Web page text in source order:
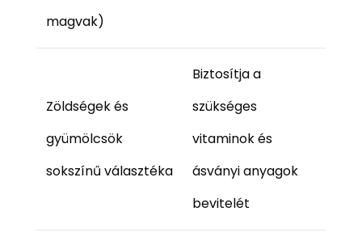
magvak)
Zöldségek és
gyümölcsök
sokszínű választéka
Biztosítja a
szükséges
vitaminok és
ásványi anyagok
bevitelét